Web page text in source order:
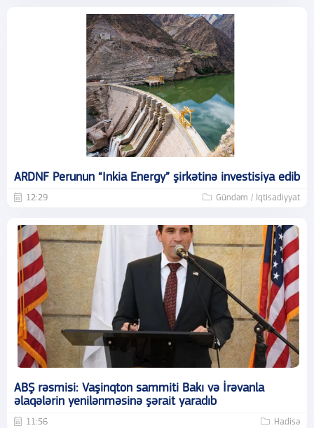
ARDNF Perunun “Inkia Energy” şirkətinə investisiya edib
12:29 Gündəm / İqtisadiyyat
ABŞ rəsmisi: Vaşinqton sammiti Bakı və İrəvanla
əlaqələrin yenilənməsinə şərait yaradıb
11:56 Hadisə